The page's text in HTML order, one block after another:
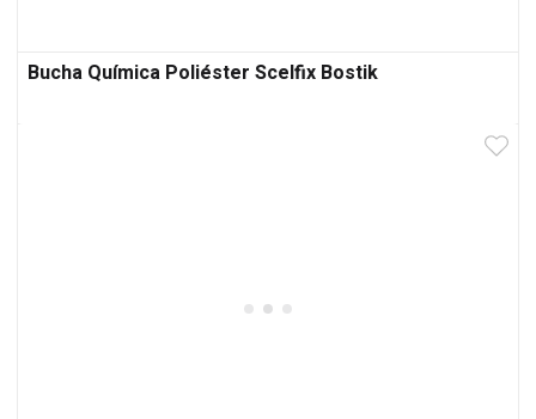
Bucha Química Poliéster Scelfix Bostik